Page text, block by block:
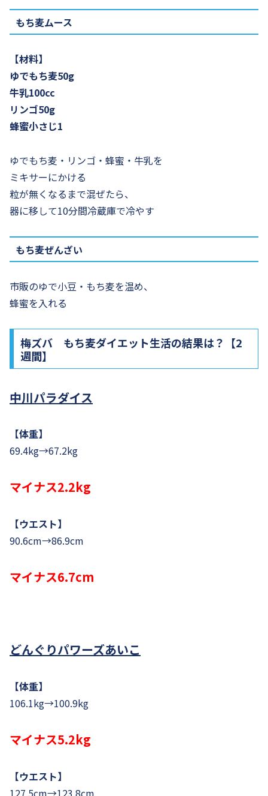
もち麦ムース
【材料】
ゆでもち麦50g
牛乳100cc
リンゴ50g
蜂蜜小さじ1
ゆでもち麦・リンゴ・蜂蜜・牛乳を
ミキサーにかける
粒が無くなるまで混ぜたら、
器に移して10分間冷蔵庫で冷やす
もち麦ぜんざい
市販のゆで小豆・もち麦を温め、
蜂蜜を入れる
梅ズバ もち麦ダイエット生活の結果は？【2
週間】
中川パラダイス
【体重】
69.4kg→67.2kg
マイナス2.2kg
【ウエスト】
90.6cm→86.9cm
マイナス6.7cm
どんぐりパワーズあいこ
【体重】
106.1kg→100.9kg
マイナス5.2kg
【ウエスト】
127.5cm→123.8cm